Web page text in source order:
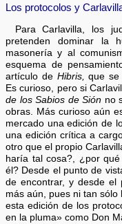
Los protocolos y
Para Carlavilla, los
pretenden dominar la
masonería y al
esquema de
artículo de Hibris, que se
Es curioso, pero si
de los Sabios de Sión no
obras. Más curioso aún
mercado una edición de
una edición crítica a
otro que el propio
haría tal cosa?, ¿por
él? Desde el punto de
de encontrar, y desde el
más aún, pues ni tan
esta edición de los
en la pluma» como Don